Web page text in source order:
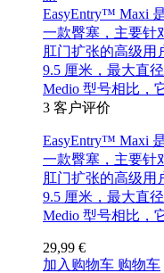
EasyEntry™ Maxi
一款臀塞，主要针
肛门扩张的高级用
9.5 厘米，最大直
Medio 型号相比，
3 客户评价
EasyEntry™ Maxi
一款臀塞，主要针
肛门扩张的高级用
9.5 厘米，最大直
Medio 型号相比，
29,99 €
加入购物车 购物车